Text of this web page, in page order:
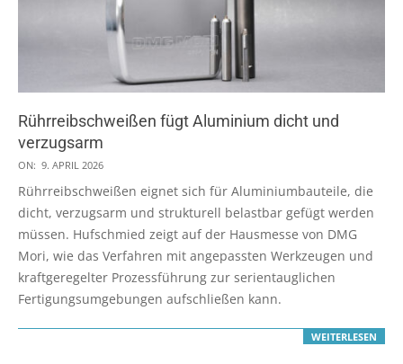
Rührreibschweißen fügt Aluminium dicht und
verzugsarm
2026-
04-
09
ON: 9. APRIL 2026
Rührreibschweißen eignet sich für Aluminiumbauteile, die
dicht, verzugsarm und strukturell belastbar gefügt werden
müssen. Hufschmied zeigt auf der Hausmesse von DMG
Mori, wie das Verfahren mit angepassten Werkzeugen und
kraftgeregelter Prozessführung zur serientauglichen
Fertigungsumgebungen aufschließen kann.
WEITERLESEN